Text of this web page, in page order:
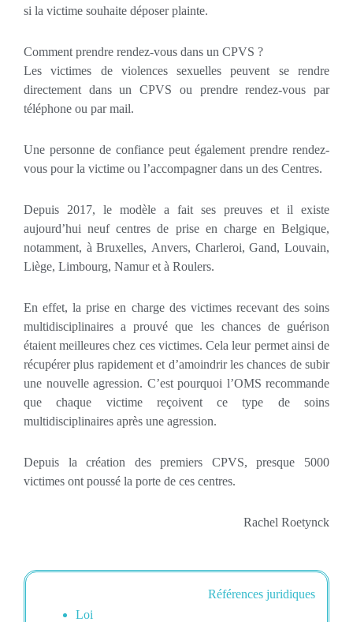
si la victime souhaite déposer plainte.
Comment prendre rendez-vous dans un CPVS ?
Les victimes de violences sexuelles peuvent se rendre
directement dans un CPVS ou prendre rendez-vous par
téléphone ou par mail.
Une personne de confiance peut également prendre rendez-
vous pour la victime ou l’accompagner dans un des Centres.
Depuis 2017, le modèle a fait ses preuves et il existe
aujourd’hui neuf centres de prise en charge en Belgique,
notamment, à Bruxelles, Anvers, Charleroi, Gand, Louvain,
Liège, Limbourg, Namur et à Roulers.
En effet, la prise en charge des victimes recevant des soins
multidisciplinaires a prouvé que les chances de guérison
étaient meilleures chez ces victimes. Cela leur permet ainsi de
récupérer plus rapidement et d’amoindrir les chances de subir
une nouvelle agression. C’est pourquoi l’OMS recommande
que chaque victime reçoivent ce type de soins
multidisciplinaires après une agression.
Depuis la création des premiers CPVS, presque 5000
victimes ont poussé la porte de ces centres.
Rachel Roetynck
Références juridiques
Loi